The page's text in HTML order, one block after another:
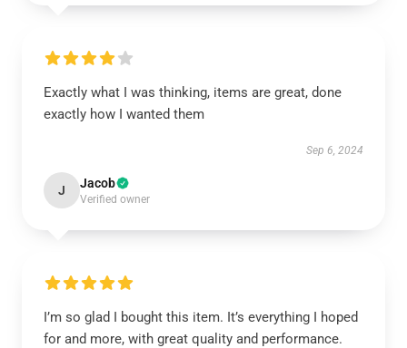
Exactly what I was thinking, items are great, done
exactly how I wanted them
Sep 6, 2024
J Jacob
Verified owner
I’m so glad I bought this item. It’s everything I hoped
for and more, with great quality and performance.